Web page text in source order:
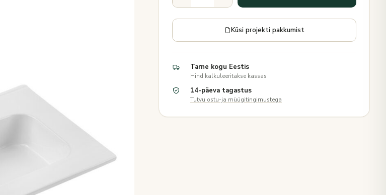
Küsi projekti pakkumist
Tarne kogu Eestis
Hind kalkuleeritakse kassas
14-päeva tagastus
Tutvu ostu-ja müügitingimustega